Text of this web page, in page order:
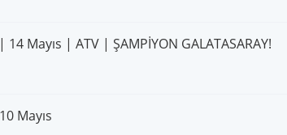
Mayıs | ATV | ŞAMPİYON GALATASARAY!
Mayıs